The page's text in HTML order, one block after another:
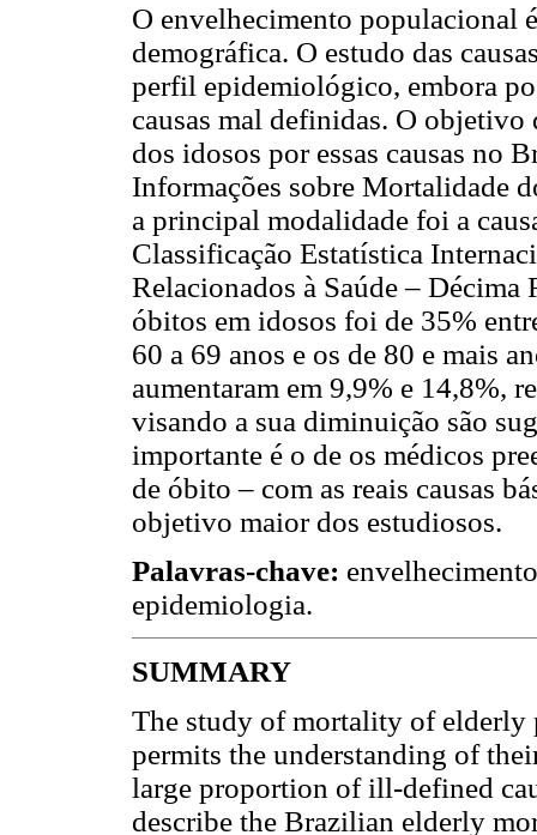
O envelhecimento populacional
demográfica. O estudo das
perfil epidemiológico, embora
causas mal definidas. O objetivo
dos idosos por essas causas no
Informações sobre Mortalidade
a principal modalidade foi a
Classificação Estatística
Relacionados à Saúde –
óbitos em idosos foi de 35%
60 a 69 anos e os de 80 e mais
aumentaram em 9,9% e 14,8%,
visando a sua diminuição são
importante é o de os médicos
de óbito – com as reais causas
objetivo maior dos estudiosos.
Palavras-chave:
epidemiologia.
SUMMARY
The study of mortality of elderly
permits the understanding of
large proportion of ill-defined
describe the Brazilian elderly